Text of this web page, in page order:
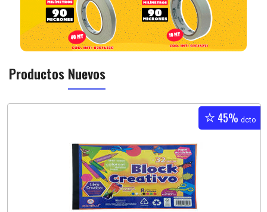
Productos Nuevos
45% dcto